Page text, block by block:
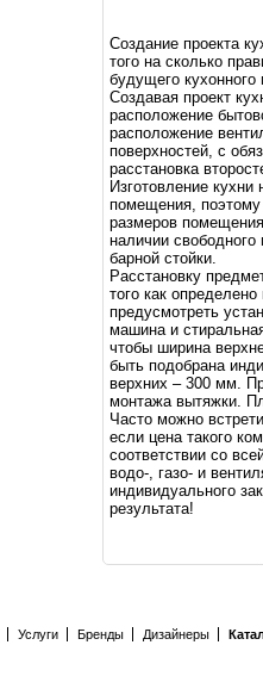
Создание проекта
того на сколько
будущего кухонного
Создавая проект
расположение
расположение
поверхностей, с
расстановка
Изготовление
помещения, поэтому
размеров
наличии свободного
барной стойки.
Расстановку
того как
предусмотреть
машина и
чтобы ширина
быть подобрана
верхних – 300 мм.
монтажа вытяжки.
Часто можно
если цена такого
соответствии со
водо-, газо- и
индивидуального
результата!
Услуги Бренды Дизайнеры